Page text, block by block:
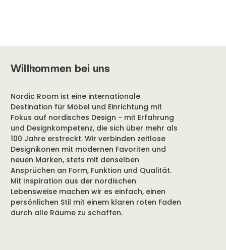
Willkommen bei uns
Nordic Room ist eine internationale
Destination für Möbel und Einrichtung mit
Fokus auf nordisches Design - mit Erfahrung
und Designkompetenz, die sich über mehr als
100 Jahre erstreckt. Wir verbinden zeitlose
Designikonen mit modernen Favoriten und
neuen Marken, stets mit denselben
Ansprüchen an Form, Funktion und Qualität.
Mit Inspiration aus der nordischen
Lebensweise machen wir es einfach, einen
persönlichen Stil mit einem klaren roten Faden
durch alle Räume zu schaffen.